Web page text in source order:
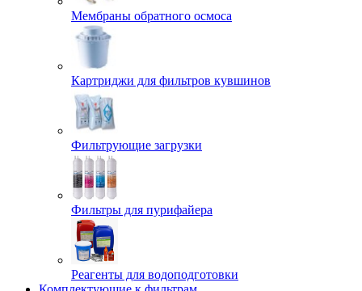
Мембраны обратного осмоса
Картриджи для фильтров кувшинов
Фильтрующие загрузки
Фильтры для пурифайера
Реагенты для водоподготовки